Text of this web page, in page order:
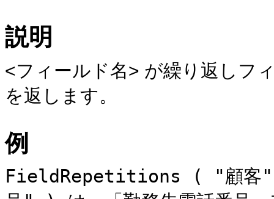
説明
<フィールド名> が繰り返しフ
を返します。
例
FieldRepetitions ( "顧客"